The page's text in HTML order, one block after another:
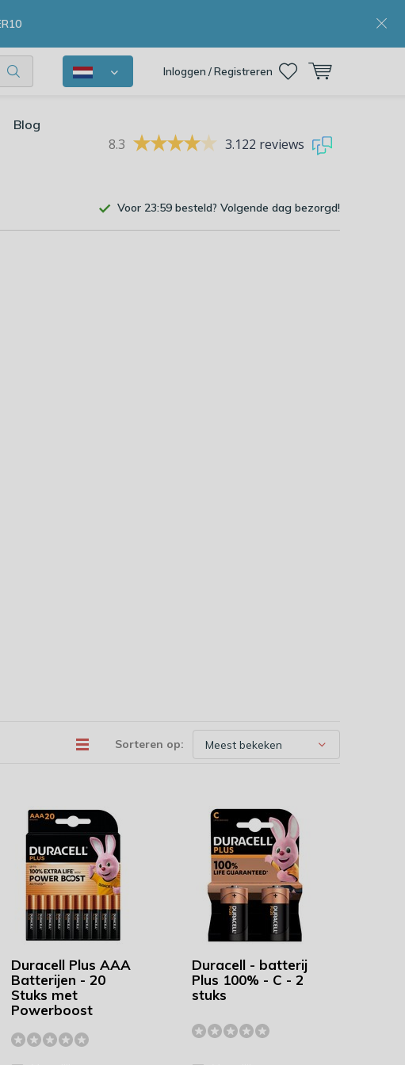
Inloggen / Registreren
Blog
8.3 3.122 reviews
Voor 23:59 besteld? Volgende dag bezorgd!
Sorteren op:
Duracell Plus AAA
Batterijen - 20
Stuks met
Powerboost
Duracell - batterij
Plus 100% - C - 2
stuks